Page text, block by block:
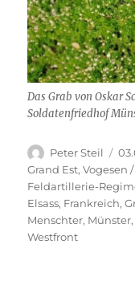
Das Grab von Oskar
Soldatenfriedhof
Autor
Peter Steil
am
Grand Est,Vogesen /
Feldartillerie-
Elsass, Frankreich,
Menschter, Münster,
Westfront